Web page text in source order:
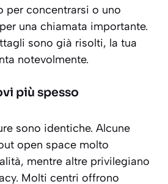
per concentrarsi o uno
una chiamata importante.
sono già risolti, la tua
notevolmente.
più spesso
sono identiche. Alcune
open space molto
mentre altre privilegiano
Molti centri offrono